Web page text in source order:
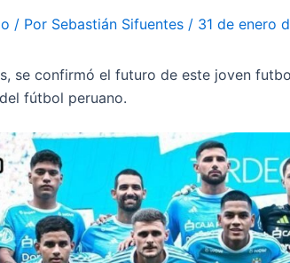
/ Por Sebastián Sifuentes / 31 de enero
se confirmó el futuro de este joven
fútbol peruano.